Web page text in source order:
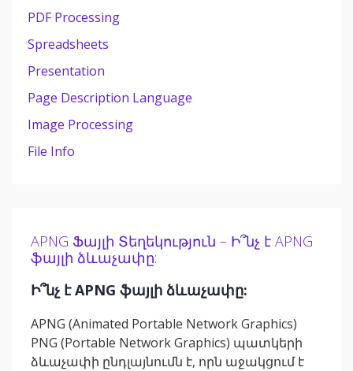
PDF Processing
Spreadsheets
Presentation
Page Description Language
Image Processing
File Info
APNG Ֆայլի Տեղեկություն – Ի՞նչ է APNG
ֆայլի ձևաչափը:
Ի՞նչ է APNG ֆայլի ձևաչափը:
APNG (Animated Portable Network Graphics)
PNG (Portable Network Graphics) պատկերի
ձևաչափի ընդլայնումն է, որն աջակցում է